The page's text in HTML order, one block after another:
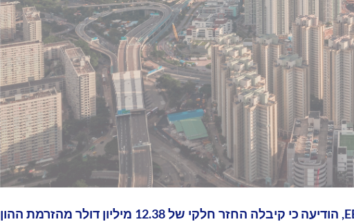
EB5 Capital, מפעילת מרכז אזורי מובילה בתעשיית ה-EB-5, הודיעה כי קיבלה החזר חלקי של 12.38 מיליון דולר מהזרמת ההון